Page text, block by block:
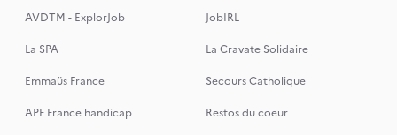
AVDTM - ExplorJob
JobIRL
La SPA
La Cravate Solidaire
Emmaüs France
Secours Catholique
APF France handicap
Restos du coeur